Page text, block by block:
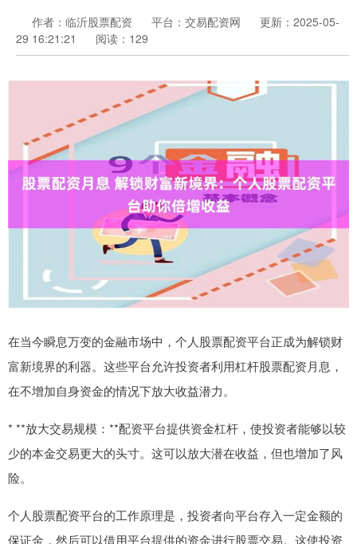
作者：临沂股票配资 平台：交易配资网
更新：2025-05-
29 16:21:21
阅读：129
在当今瞬息万变的金融市场中，个人股票配资平台正成为解锁财
富新境界的利器。这些平台允许投资者利用杠杆股票配资月息，
在不增加自身资金的情况下放大收益潜力。
* **放大交易规模：**配资平台提供资金杠杆，使投资者能够以较
少的本金交易更大的头寸。这可以放大潜在收益，但也增加了风
险。
个人股票配资平台的工作原理是，投资者向平台存入一定金额的
保证金，然后可以借用平台提供的资金进行股票交易。这使投资